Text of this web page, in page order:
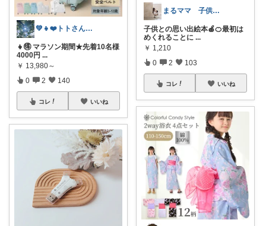
💚👧❤️トトさん 8月🥵
👧🉐 マラソン期間★先着10名様
4000円 ...
￥ 13,980～
0 2 140
コレ いいね
まるママ 子供と猫と豊かな暮らし
子供との思い出絵本🍎🍊最初は
めくれることに ...
￥ 1,210
0 2 103
コレ いいね